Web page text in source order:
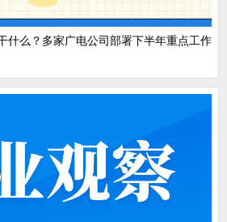
什么？多家广电公司部署下半年重点工作